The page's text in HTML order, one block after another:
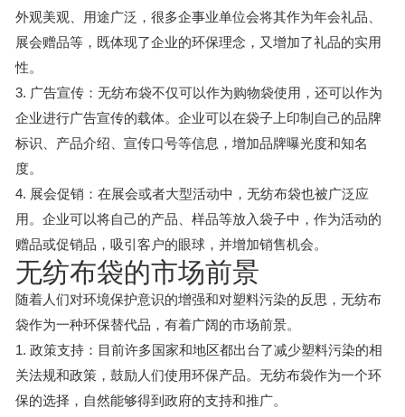
外观美观、用途广泛，很多企事业单位会将其作为年会礼品、
展会赠品等，既体现了企业的环保理念，又增加了礼品的实用
性。
3. 广告宣传：无纺布袋不仅可以作为购物袋使用，还可以作为
企业进行广告宣传的载体。企业可以在袋子上印制自己的品牌
标识、产品介绍、宣传口号等信息，增加品牌曝光度和知名
度。
4. 展会促销：在展会或者大型活动中，无纺布袋也被广泛应
用。企业可以将自己的产品、样品等放入袋子中，作为活动的
赠品或促销品，吸引客户的眼球，并增加销售机会。
无纺布袋的市场前景
随着人们对环境保护意识的增强和对塑料污染的反思，无纺布
袋作为一种环保替代品，有着广阔的市场前景。
1. 政策支持：目前许多国家和地区都出台了减少塑料污染的相
关法规和政策，鼓励人们使用环保产品。无纺布袋作为一个环
保的选择，自然能够得到政府的支持和推广。